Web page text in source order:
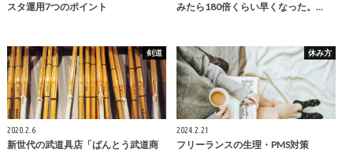
スタ運用7つのポイント
みたら180倍くらい早くなった。…
剣道
2020.2.6
新世代の武道具店「ばんとう武道商
休み方
2024.2.21
フリーランスの生理・PMS対策